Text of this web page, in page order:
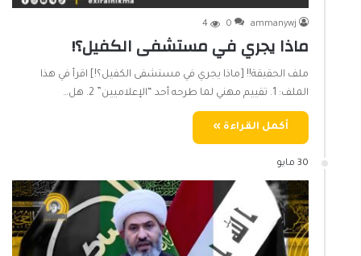
ammanywj
0
4
ماذا يجري في مستشفى الكفيل؟!
ملف الحقيقة!! [ماذا يجري في مستشفى الكفيل؟!] اقرأ في هذا
الملف: 1. تقييم مهني لما طرحه أحد “الإعلاميين” 2. هل…
أكمل القراءة »
30 مايو